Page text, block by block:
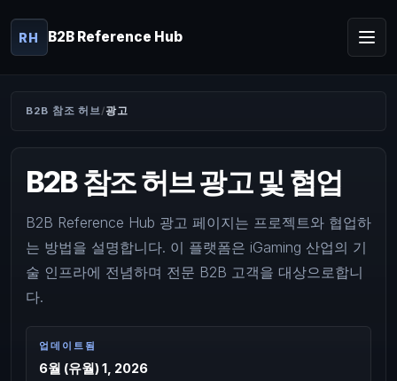
RH B2B Reference Hub
B2B 참조 허브 광고
B2B 참조 허브 광고 및 협업
B2B Reference Hub 광고 페이지는 프로젝트와 협업하
는 방법을 설명합니다. 이 플랫폼은 iGaming 산업의 기
술 인프라에 전념하며 전문 B2B 고객을 대상으로합니
다.
업데이트됨
6월 (유월) 1, 2026